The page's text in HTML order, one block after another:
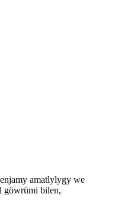
amatlylygy we
göwrümi bilen,